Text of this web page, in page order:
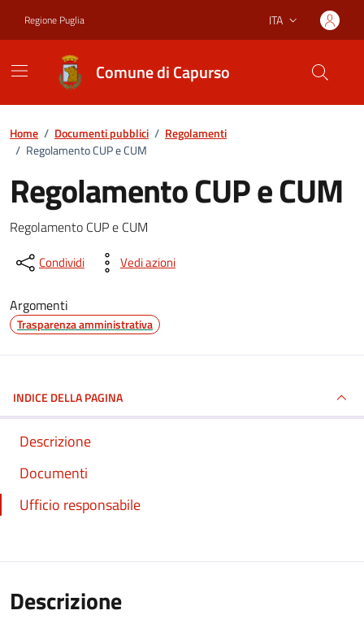
Regione Puglia Lingua attiva:
ITA
Comune di Capurso
Home / Documenti pubblici / Regolamenti
/ Regolamento CUP e CUM
Regolamento CUP e CUM
Dettagli del documento
Regolamento CUP e CUM
Condividi Vedi azioni
Argomenti
Trasparenza amministrativa
INDICE DELLA PAGINA
Descrizione
Documenti
Ufficio responsabile
Descrizione